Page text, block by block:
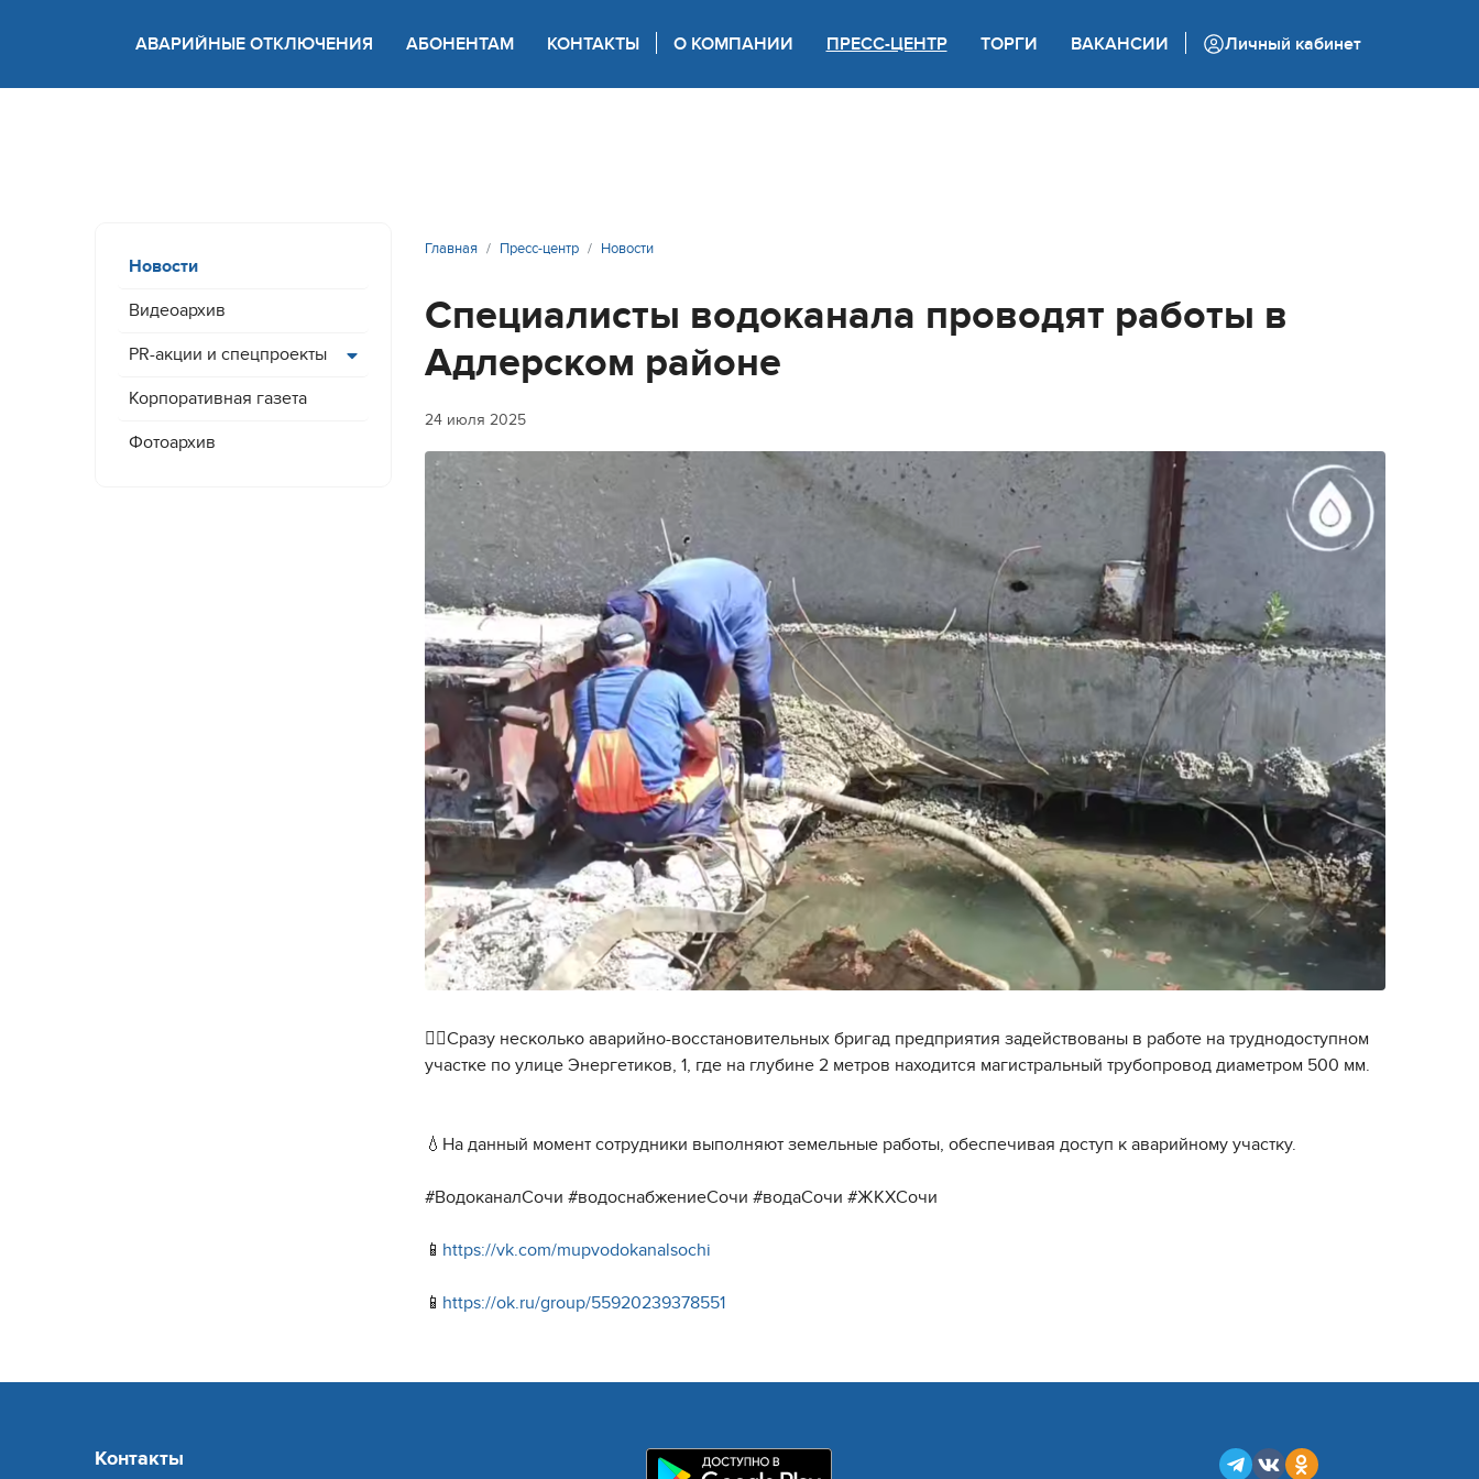
Версия для слабовидящих +7 (862) 444 05 05
АВАРИЙНЫЕ ОТКЛЮЧЕНИЯ АБОНЕНТАМ КОНТАКТЫ О КОМПАНИИ ПРЕСС-ЦЕНТР ТОРГИ ВАКАНСИИ Личный кабинет
Новости
Видеоархив
PR-акции и спецпроекты
Корпоративная газета
Фотоархив
Главная Пресс-центр Новости
Специалисты водоканала проводят работы в
Адлерском районе
24 июля 2025
👷‍♂️Сразу несколько аварийно-восстановительных бригад предприятия задействованы в работе на труднодоступном
участке по улице Энергетиков, 1, где на глубине 2 метров находится магистральный трубопровод диаметром 500 мм.
💧На данный момент сотрудники выполняют земельные работы, обеспечивая доступ к аварийному участку.
#ВодоканалСочи #водоснабжениеСочи #водаСочи #ЖКХСочи
📱 https://vk.com/mupvodokanalsochi
📱 https://ok.ru/group/55920239378551
Контакты